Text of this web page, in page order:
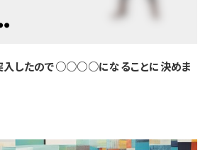
突入したので○○○○になることに決めま